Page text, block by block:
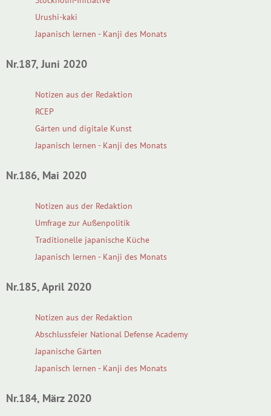
Urushi-kaki
Japanisch lernen - Kanji des Monats
Nr.187, Juni 2020
Notizen aus der Redaktion
RCEP
Gärten und digitale Kunst
Japanisch lernen - Kanji des Monats
Nr.186, Mai 2020
Notizen aus der Redaktion
Umfrage zur Außenpolitik
Traditionelle japanische Küche
Japanisch lernen - Kanji des Monats
Nr.185, April 2020
Notizen aus der Redaktion
Abschlussfeier National Defense Academy
Japanische Gärten
Japanisch lernen - Kanji des Monats
Nr.184, März 2020